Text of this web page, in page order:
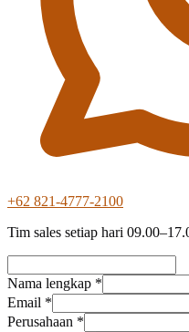
+62 821-4777-2100
Tim sales setiap hari
Nama lengkap *
Email *
Perusahaan *